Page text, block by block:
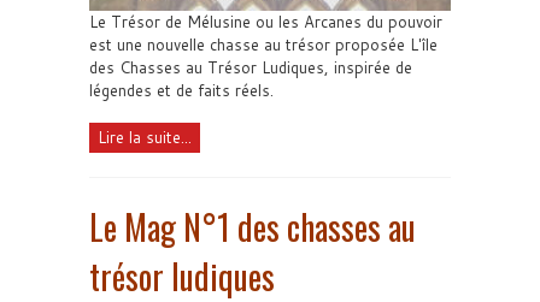
Le Trésor de Mélusine ou les Arcanes du pouvoir
est une nouvelle chasse au trésor proposée L'île
des Chasses au Trésor Ludiques, inspirée de
légendes et de faits réels.
Lire la suite...
Le Mag N°1 des chasses au
trésor ludiques